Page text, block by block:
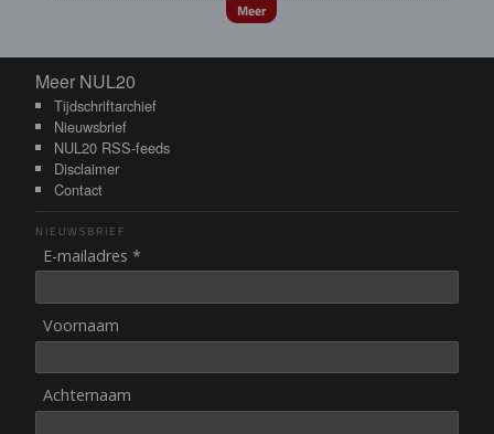
Meer
Meer NUL20
Meer NUL20
Tijdschriftarchief
Nieuwsbrief
NUL20 RSS-feeds
Disclaimer
Contact
NIEUWSBRIEF
E-mailadres *
Voornaam
Achternaam